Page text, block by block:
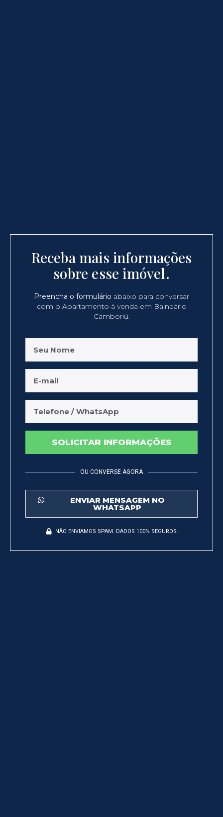
Receba mais informações
sobre esse imóvel.
Preencha o formulário abaixo para conversar
com o Apartamento à venda em Balneário
Camboriú.
SOLICITAR INFORMAÇÕES
OU CONVERSE AGORA
ENVIAR MENSAGEM NO
WHATSAPP
NÃO ENVIAMOS SPAM. DADOS 100% SEGUROS.